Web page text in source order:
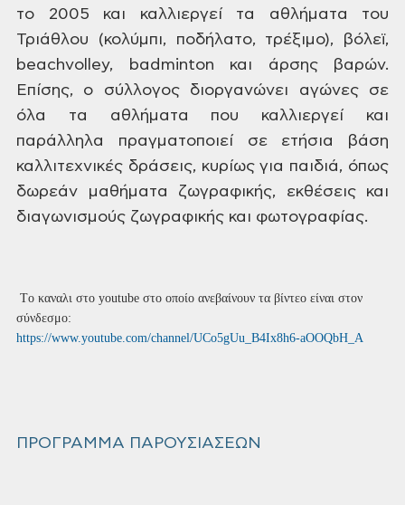
το 2005 και καλλιεργεί τα αθλήματα του
Τριάθλου (κολύμπι, ποδήλατο, τρέξιμο), βόλεϊ,
beachvolley, badminton και άρσης βαρών.
Επίσης, ο σύλλογοςδιοργανώνει αγώνες σε
όλα τα αθλήματα που καλλιεργεί και
παράλληλα πραγματοποιείσε ετήσια βάση
καλλιτεχνικές δράσεις, κυρίως για παιδιά, όπως
δωρεάν μαθήματα ζωγραφικής, εκθέσεις και
διαγωνισμούς ζωγραφικής και φωτογραφίας.
Tο καναλι στο youtube στο οποίο ανεβαίνουν τα βίντεο είναι στον
σύνδεσμο:
https://www.youtube.com/channel/UCo5gUu_B4Ix8h6-aOOQbH_A
ΠΡΟΓΡΑΜΜΑ ΠΑΡΟΥΣΙΑΣΕΩΝ